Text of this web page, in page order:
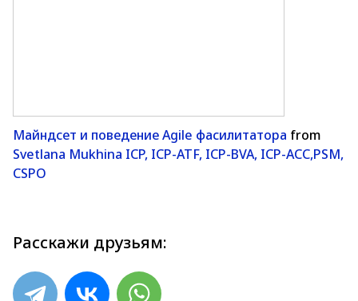
Майндсет и поведение Agile фасилитатора from
Svetlana Mukhina ICP, ICP-ATF, ICP-BVA, ICP-ACC,PSM,
CSPO
Расскажи друзьям: